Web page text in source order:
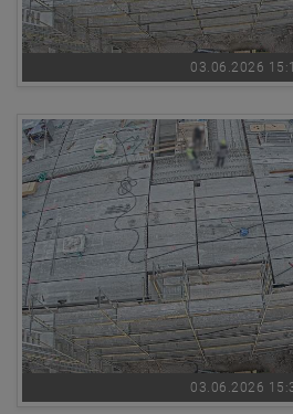
03.06.2026
03.06.2026